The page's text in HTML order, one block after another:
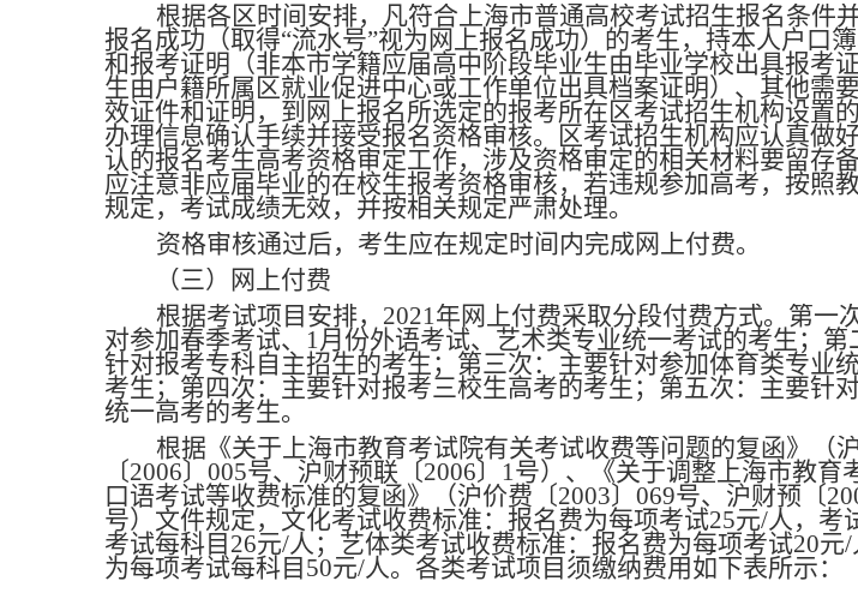
根据各区时间安排，凡符合上海市普通高校考试招生报名条件
报名成功（取得“流水号”视为网上报名成功）的考生，持本人户口
和报考证明（非本市学籍应届高中阶段毕业生由毕业学校出具报考
生由户籍所属区就业促进中心或工作单位出具档案证明）、其他需
效证件和证明，到网上报名所选定的报考所在区考试招生机构设置的
办理信息确认手续并接受报名资格审核。区考试招生机构应认真做
认的报名考生高考资格审定工作，涉及资格审定的相关材料要留存
应注意非应届毕业的在校生报考资格审核，若违规参加高考，按照
规定，考试成绩无效，并按相关规定严肃处理。
资格审核通过后，考生应在规定时间内完成网上付费。
（三）网上付费
根据考试项目安排，2021年网上付费采取分段付费方式。第一
对参加春季考试、1月份外语考试、艺术类专业统一考试的考生；第
针对报考专科自主招生的考生；第三次：主要针对参加体育类专业
考生；第四次：主要针对报考三校生高考的考生；第五次：主要针
统一高考的考生。
根据《关于上海市教育考试院有关考试收费等问题的复函》（
〔2006〕005号、沪财预联〔2006〕1号）、《关于调整上海市教育
口语考试等收费标准的复函》（沪价费〔2003〕069号、沪财预〔
号）文件规定，文化考试收费标准：报名费为每项考试25元/人，考
考试每科目26元/人；艺体类考试收费标准：报名费为每项考试20元
为每项考试每科目50元/人。各类考试项目须缴纳费用如下表所示：